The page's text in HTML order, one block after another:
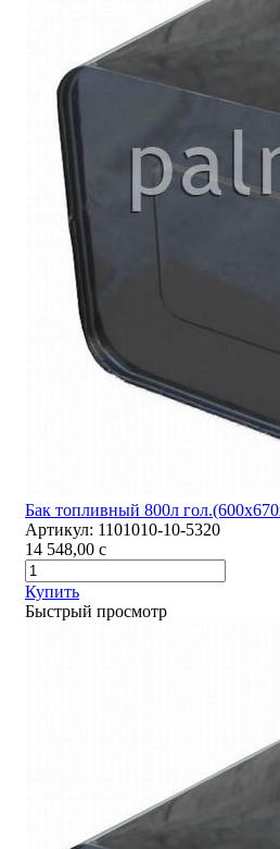
Бак топливный 800л
Артикул: 1101010-10-5320
14 548,00 c
Купить
Быстрый просмотр